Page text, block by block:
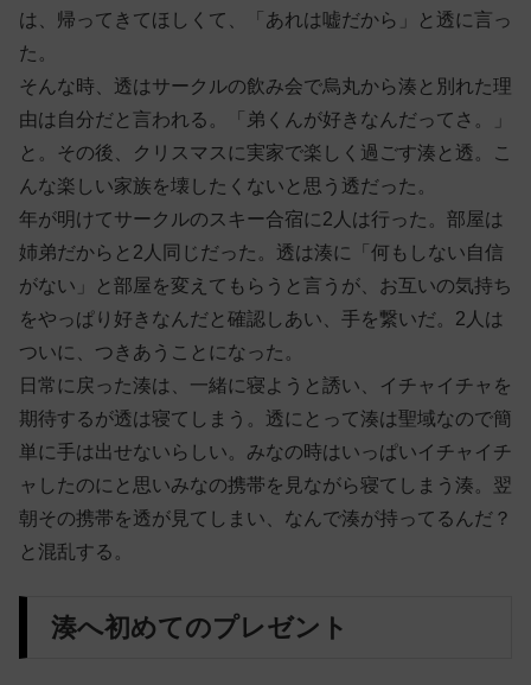
は、帰ってきてほしくて、「あれは嘘だから」と透に言っ
た。
そんな時、透はサークルの飲み会で烏丸から湊と別れた理
由は自分だと言われる。「弟くんが好きなんだってさ。」
と。その後、クリスマスに実家で楽しく過ごす湊と透。こ
んな楽しい家族を壊したくないと思う透だった。
年が明けてサークルのスキー合宿に2人は行った。部屋は
姉弟だからと2人同じだった。透は湊に「何もしない自信
がない」と部屋を変えてもらうと言うが、お互いの気持ち
をやっぱり好きなんだと確認しあい、手を繋いだ。2人は
ついに、つきあうことになった。
日常に戻った湊は、一緒に寝ようと誘い、イチャイチャを
期待するが透は寝てしまう。透にとって湊は聖域なので簡
単に手は出せないらしい。みなの時はいっぱいイチャイチ
ャしたのにと思いみなの携帯を見ながら寝てしまう湊。翌
朝その携帯を透が見てしまい、なんで湊が持ってるんだ？
と混乱する。
湊へ初めてのプレゼント